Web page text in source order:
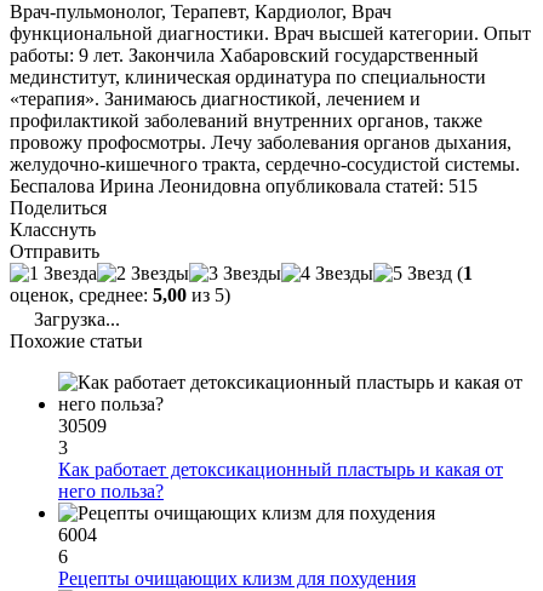
Врач-пульмонолог, Терапевт, Кардиолог, Врач
функциональной диагностики. Врач высшей категории. Опыт
работы: 9 лет. Закончила Хабаровский государственный
мединститут, клиническая ординатура по специальности
«терапия». Занимаюсь диагностикой, лечением и
профилактикой заболеваний внутренних органов, также
провожу профосмотры. Лечу заболевания органов дыхания,
желудочно-кишечного тракта, сердечно-сосудистой системы.
Беспалова Ирина Леонидовна опубликовала статей: 515
Поделиться
Класснуть
Отправить
(1
оценок, среднее: 5,00 из 5)
Загрузка...
Похожие статьи
30509
3
Как работает детоксикационный пластырь и какая от
него польза?
6004
6
Рецепты очищающих клизм для похудения